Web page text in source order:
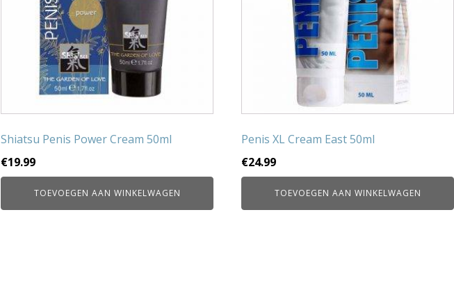
Shiatsu Penis Power Cream 50ml
€19.99
TOEVOEGEN AAN WINKELWAGEN
Penis XL Cream East 50ml
€24.99
TOEVOEGEN AAN WINKELWAGEN